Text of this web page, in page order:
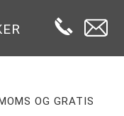
OG GRATIS